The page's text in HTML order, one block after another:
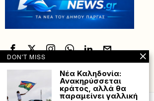
Powered with by Hostville”)
DON'T MISS
Νέα Καληδονία:
Ανακηρύσσεται
κράτος, αλλά θα
παραμείνει γαλλική